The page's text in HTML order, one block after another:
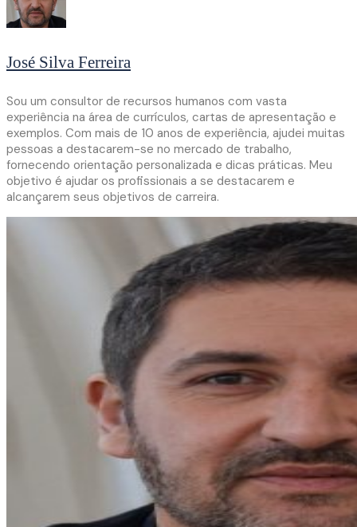
José Silva Ferreira
Sou um consultor de recursos humanos com vasta
experiência na área de currículos, cartas de apresentação e
exemplos. Com mais de 10 anos de experiência, ajudei muitas
pessoas a destacarem-se no mercado de trabalho,
fornecendo orientação personalizada e dicas práticas. Meu
objetivo é ajudar os profissionais a se destacarem e
alcançarem seus objetivos de carreira.